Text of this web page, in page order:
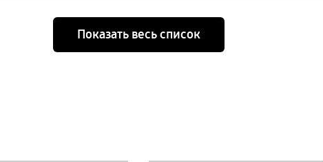
Показать весь список